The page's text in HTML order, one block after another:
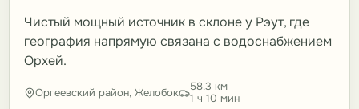
Чистый мощный источник в склоне у Рэут, где
география напрямую связана с водоснабжением
Орхей.
Оргеевский район, Желобок
58.3 км
1 ч 10 мин